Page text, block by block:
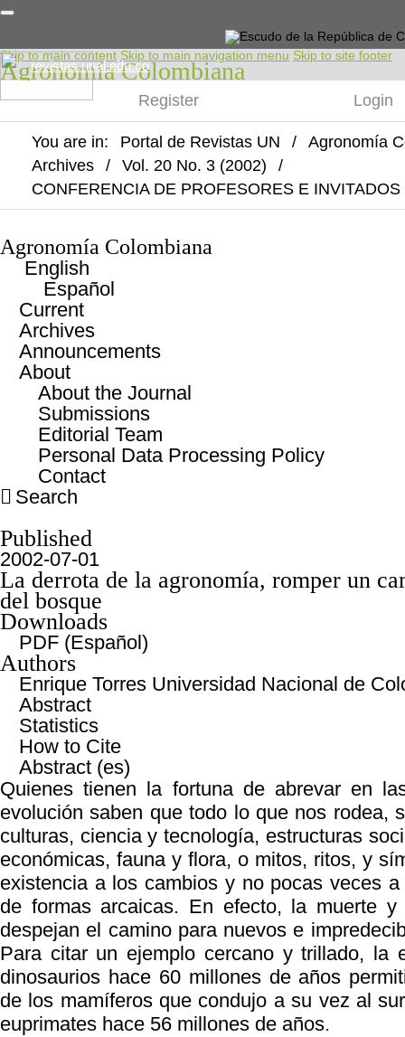
revistas.unal.edu.co
Skip to main content Skip to main navigation menu Skip to site footer
Agronomía Colombiana
Register Login
You are in: Portal de Revistas UN /
Agronomía
Archives
/ Vol. 20 No. 3 (2002)
/
CONFERENCIA DE PROFESORES E INVITADOS
Agronomía Colombiana
English
Español
Current
Archives
Announcements
About
About the Journal
Submissions
Editorial Team
Personal Data Processing Policy
Contact
Search
Published
2002-07-01
La derrota de la agronomía, romper un
del bosque
Downloads
PDF (Español)
Authors
Enrique Torres Universidad Nacional de
Abstract
Statistics
How to Cite
Abstract (es)
Quienes tienen la fortuna de abrevar en
evolución saben que todo lo que nos rodea,
culturas, ciencia y tecnología, estructuras
económicas, fauna y flora, o mitos, ritos, y
existencia a los cambios y no pocas veces
de formas arcaicas. En efecto, la muerte y
despejan el camino para nuevos e
Para citar un ejemplo cercano y trillado, la
dinosaurios hace 60 millones de años
de los mamíferos que condujo a su vez al
euprimates hace 56 millones de años.